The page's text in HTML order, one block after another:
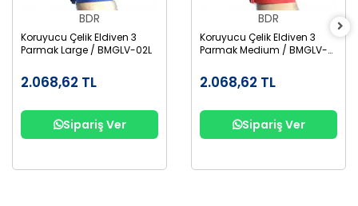
BDR
Koruyucu Çelik Eldiven 3
Parmak Large / BMGLV-02L
2.068,62 TL
Sipariş Ver
BDR
Koruyucu Çelik Eldiven 3
Parmak Medium / BMGLV-
2.068,62 TL
Sipariş Ver